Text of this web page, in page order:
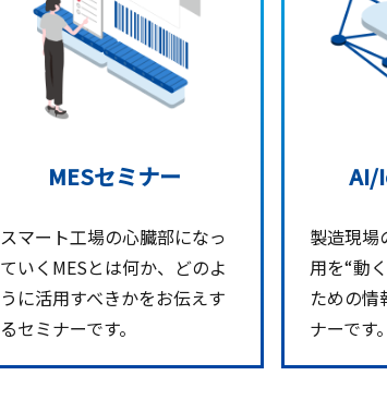
MESセミナー
スマート工場の心臓部になっ
ていくMESとは何か、どのよ
うに活用すべきかをお伝えす
るセミナーです。
AI/
製造現場
用を“動
ための情
ナーです。